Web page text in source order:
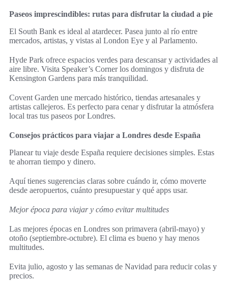
Paseos imprescindibles: rutas para disfrutar la ciudad a pie
El South Bank es ideal al atardecer. Pasea junto al río entre
mercados, artistas, y vistas al London Eye y al Parlamento.
Hyde Park ofrece espacios verdes para descansar y actividades al
aire libre. Visita Speaker’s Corner los domingos y disfruta de
Kensington Gardens para más tranquilidad.
Covent Garden une mercado histórico, tiendas artesanales y
artistas callejeros. Es perfecto para cenar y disfrutar la atmósfera
local tras tus paseos por Londres.
Consejos prácticos para viajar a Londres desde España
Planear tu viaje desde España requiere decisiones simples. Estas
te ahorran tiempo y dinero.
Aquí tienes sugerencias claras sobre cuándo ir, cómo moverte
desde aeropuertos, cuánto presupuestar y qué apps usar.
Mejor época para viajar y cómo evitar multitudes
Las mejores épocas en Londres son primavera (abril-mayo) y
otoño (septiembre-octubre). El clima es bueno y hay menos
multitudes.
Evita julio, agosto y las semanas de Navidad para reducir colas y
precios.